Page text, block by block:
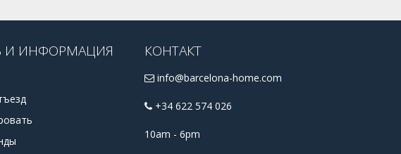
ИНФОРМАЦИЯ КОНТАКТ
info@barcelona-home.com
+34 622 574 026
10am - 6pm